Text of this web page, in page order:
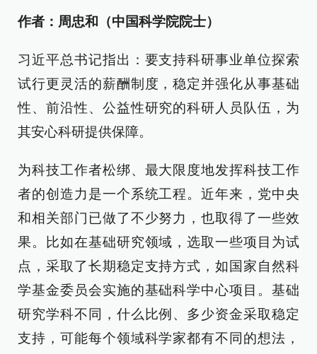
作者：周忠和（中国科学院院士）
习近平总书记指出：要支持科研事业单位探索
试行更灵活的薪酬制度，稳定并强化从事基础
性、前沿性、公益性研究的科研人员队伍，为
其安心科研提供保障。
为科技工作者松绑、最大限度地发挥科技工作
者的创造力是一个系统工程。近年来，党中央
和相关部门已做了不少努力，也取得了一些效
果。比如在基础研究领域，选取一些项目为试
点，采取了长期稳定支持方式，如国家自然科
学基金委员会实施的基础科学中心项目。基础
研究学科不同，什么比例、多少资金采取稳定
支持，可能每个领域科学家都有不同的想法，